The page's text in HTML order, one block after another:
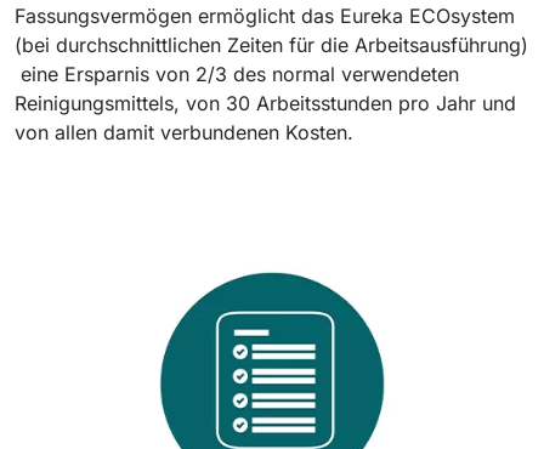
Fassungsvermögen ermöglicht das Eureka ECOsystem
(bei durchschnittlichen Zeiten für die Arbeitsausführung)
eine Ersparnis von 2/3 des normal verwendeten
Reinigungsmittels, von 30 Arbeitsstunden pro Jahr und
von allen damit verbundenen Kosten.